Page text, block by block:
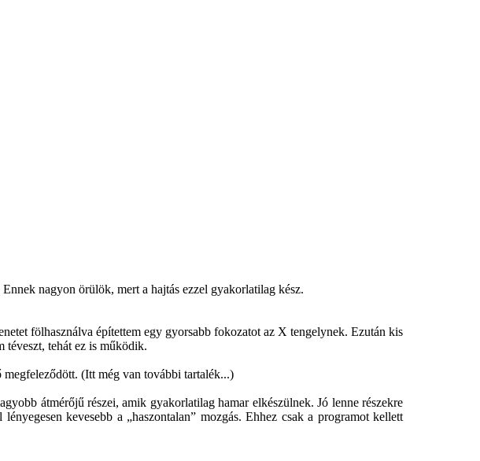
nagyon örülök, mert a hajtás ezzel gyakorlatilag kész.
fölhasználva építettem egy gyorsabb fokozatot az X tengelynek. Ezután kis
téveszt, tehát ez is működik.
(Itt még van további tartalék...)
átmérőjű részei, amik gyakorlatilag hamar elkészülnek. Jó lenne részekre
kevesebb a „haszontalan” mozgás. Ehhez csak a programot kellett